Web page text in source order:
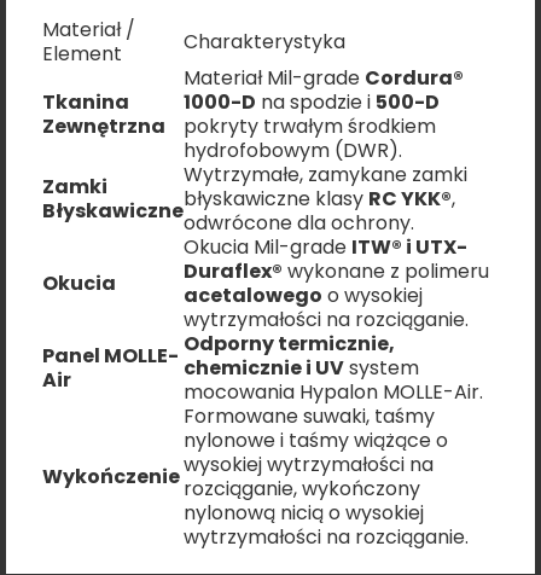
Materiał /
Element
Charakterystyka
Tkanina
Zewnętrzna
Materiał Mil-grade Cordura®
1000-D na spodzie i 500-D
pokryty trwałym środkiem
hydrofobowym (DWR).
Zamki
Błyskawiczne
Wytrzymałe, zamykane zamki
błyskawiczne klasy RC YKK®,
odwrócone dla ochrony.
Okucia
Okucia Mil-grade ITW® i UTX-
Duraflex® wykonane z polimeru
acetalowego o wysokiej
wytrzymałości na rozciąganie.
Panel MOLLE-
Air
Odporny termicznie,
chemicznie i UVsystem
mocowania Hypalon MOLLE-Air.
Wykończenie
Formowane suwaki, taśmy
nylonowe i taśmy wiążące o
wysokiej wytrzymałości na
rozciąganie, wykończony
nylonową nicią o wysokiej
wytrzymałości na rozciąganie.